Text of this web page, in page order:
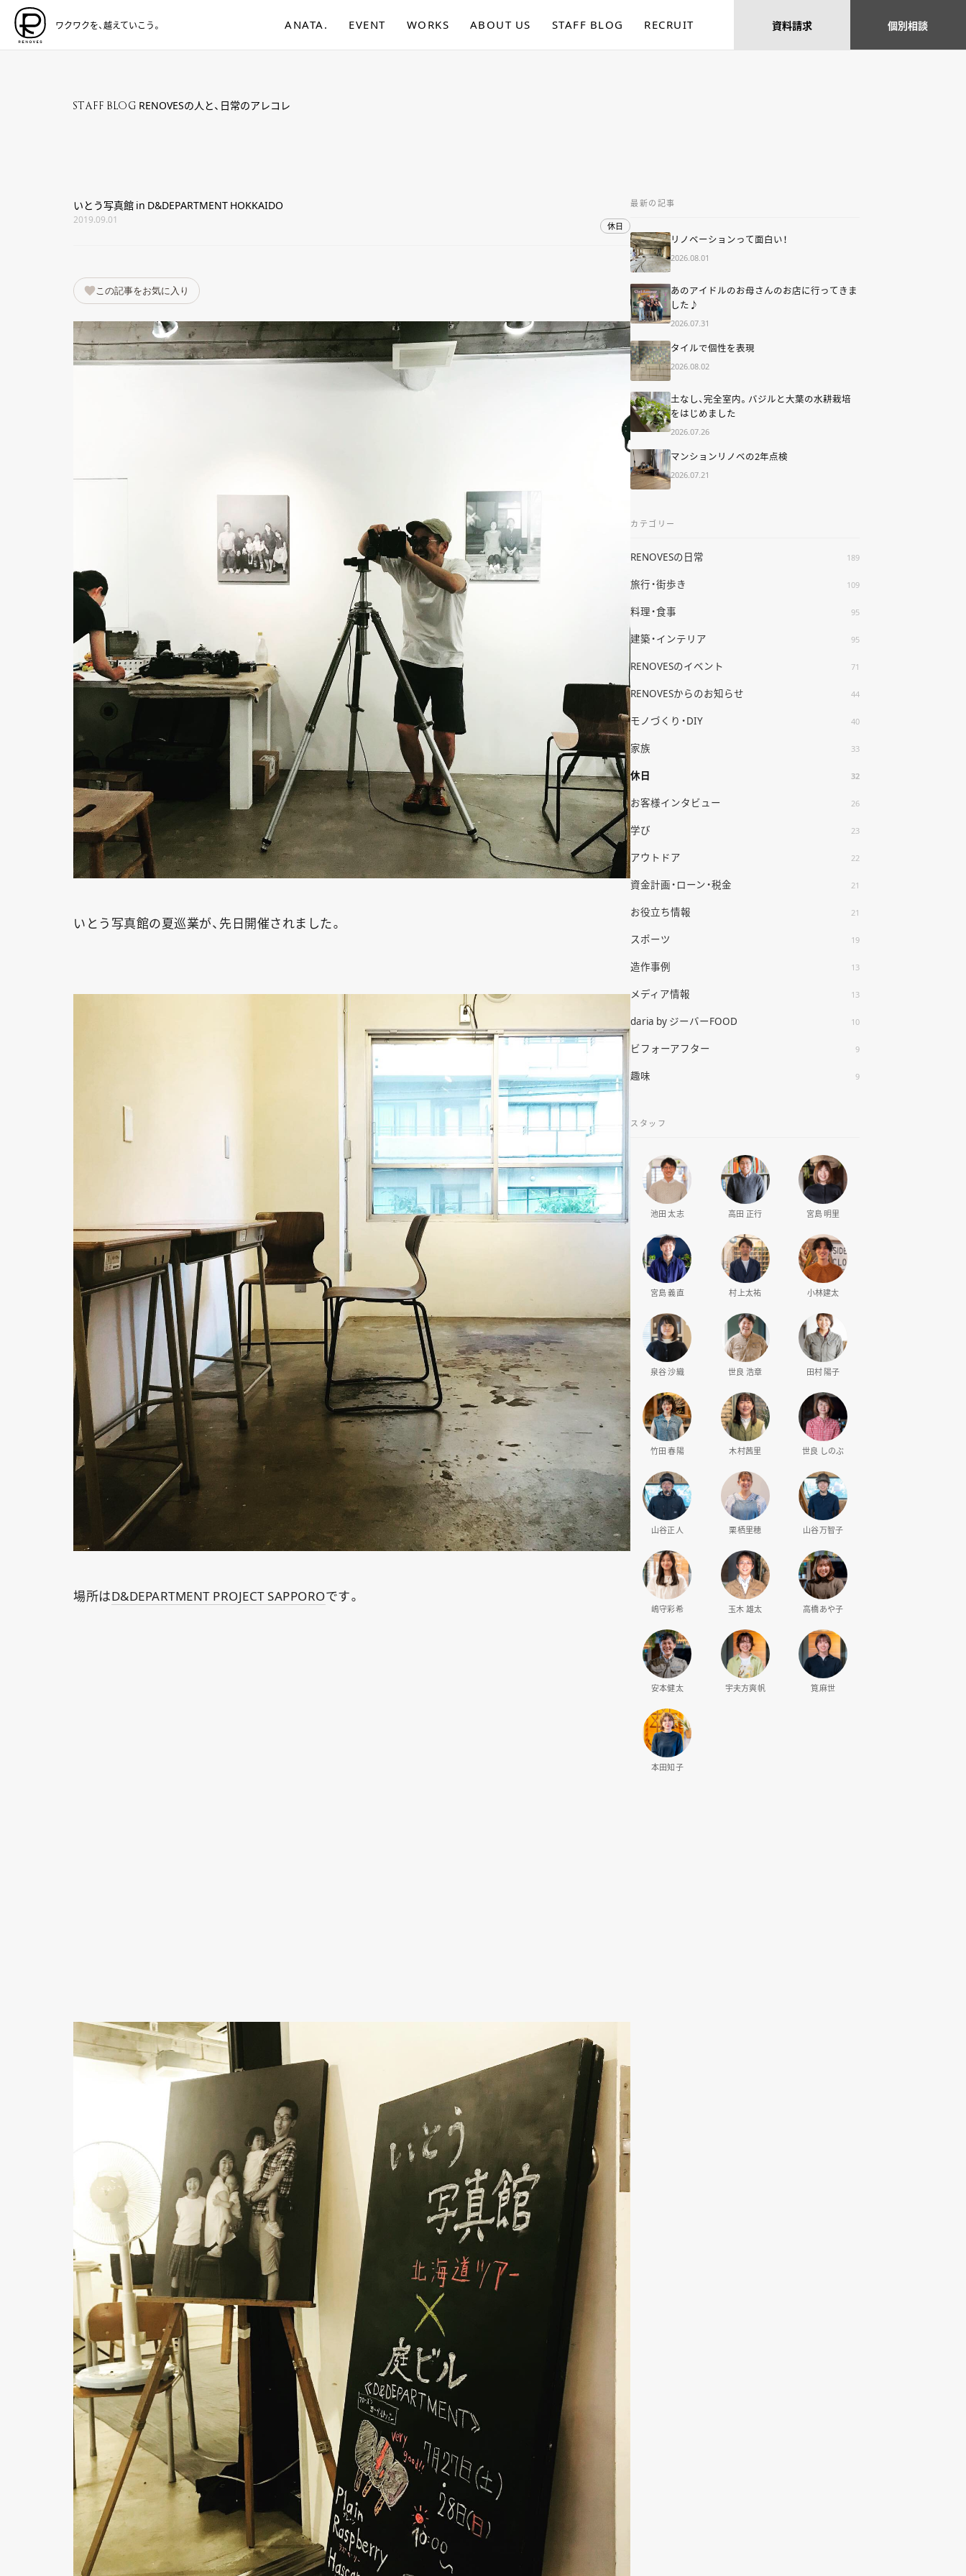
ワクワクを、越えていこう。 ANATA. EVENT WORKS ABOUT US STAFF BLOG RECRUIT 資料請求 個別相談
STAFF BLOG RENOVESの人と、日常のアレコレ
いとう写真館 in D&DEPARTMENT HOKKAIDO
2019.09.01
休日
この記事をお気に入り
いとう写真館の夏巡業が、先日開催されました。
場所はD&DEPARTMENT PROJECT SAPPOROです。
最新の記事
リノベーションって面白い！
2026.08.01
あのアイドルのお母さんのお店に行ってきま
した♪
2026.07.31
タイルで個性を表現
2026.08.02
土なし、完全室内。バジルと大葉の水耕栽培
をはじめました
2026.07.26
マンションリノベの2年点検
2026.07.21
カテゴリー
RENOVESの日常 189
旅行・街歩き 109
料理・食事 95
建築・インテリア 95
RENOVESのイベント 71
RENOVESからのお知らせ 44
モノづくり・DIY 40
家族 33
休日 32
お客様インタビュー 26
学び 23
アウトドア 22
資金計画・ローン・税金 21
お役立ち情報 21
スポーツ 19
造作事例 13
メディア情報 13
daria by ジーバーFOOD 10
ビフォーアフター 9
趣味 9
スタッフ
池田 太志 高田 正行 宮島 明里
宮島 義直 村上太祐 小林建太
泉谷 沙織 世良 浩章 田村 陽子
竹田 春陽 木村茜里 世良 しのぶ
山谷正人 栗栖里穂 山谷万智子
嶋守彩希 玉木 雄太 高橋あや子
安本健太 宇夫方爽帆 筧麻世
本田知子